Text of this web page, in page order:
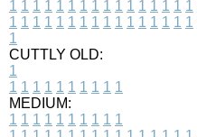
1 1 1 1 1 1 1 1 1 1 1 1 1 1 1 1
1 1 1 1 1 1 1 1 1 1 1 1 1 1 1 1
1
CUTTLY OLD:
1
1 1 1 1 1 1 1 1 1 1
MEDIUM:
1 1 1 1 1 1 1 1 1 1